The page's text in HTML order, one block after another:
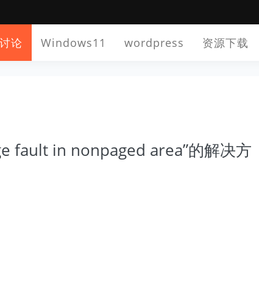
论 Windows11 wordpress 资源下载
fault in nonpaged area”的解决方